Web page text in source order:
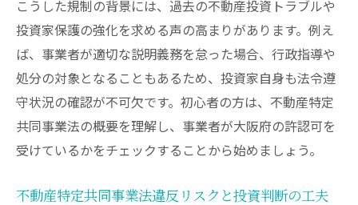
こうした規制の背景には、過去の不動産投資トラブルや
投資家保護の強化を求める声の高まりがあります。例え
ば、事業者が適切な説明義務を怠った場合、行政指導や
処分の対象となることもあるため、投資家自身も法令遵
守状況の確認が不可欠です。初心者の方は、不動産特定
共同事業法の概要を理解し、事業者が大阪府の許認可を
受けているかをチェックすることから始めましょう。
不動産特定共同事業法違反リスクと投資判断の工夫